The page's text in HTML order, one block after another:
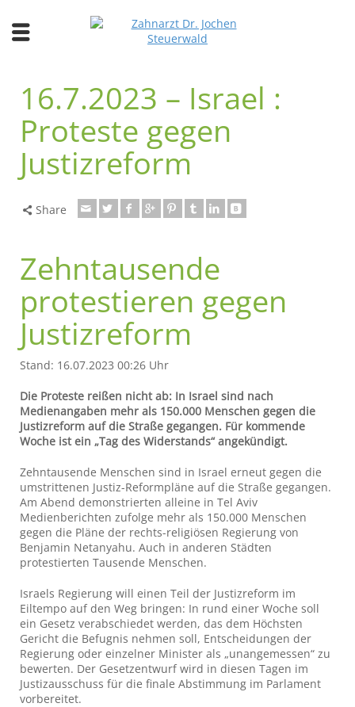
16.7.2023 – Israel :
Proteste gegen
Justizreform
Share
Zehntausende
protestieren gegen
Justizreform
Stand: 16.07.2023 00:26 Uhr
Die Proteste reißen nicht ab: In Israel sind nach
Medienangaben mehr als 150.000 Menschen gegen die
Justizreform auf die Straße gegangen. Für kommende
Woche ist ein „Tag des Widerstands“ angekündigt.
Zehntausende Menschen sind in Israel erneut gegen die
umstrittenen Justiz-Reformpläne auf die Straße gegangen.
Am Abend demonstrierten alleine in Tel Aviv
Medienberichten zufolge mehr als 150.000 Menschen
gegen die Pläne der rechts-religiösen Regierung von
Benjamin Netanyahu. Auch in anderen Städten
protestierten Tausende Menschen.
Israels Regierung will einen Teil der Justizreform im
Eiltempo auf den Weg bringen: In rund einer Woche soll
ein Gesetz verabschiedet werden, das dem Höchsten
Gericht die Befugnis nehmen soll, Entscheidungen der
Regierung oder einzelner Minister als „unangemessen“ zu
bewerten. Der Gesetzentwurf wird in diesen Tagen im
Justizausschuss für die finale Abstimmung im Parlament
vorbereitet.